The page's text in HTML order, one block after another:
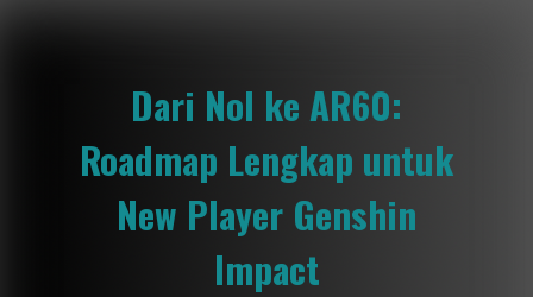
Dari Nol ke AR60:
Roadmap Lengkap untuk
New Player Genshin
Impact